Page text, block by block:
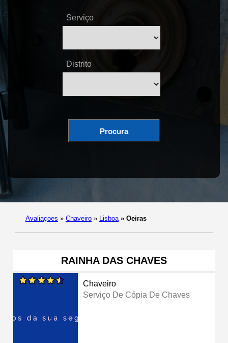
Serviço
Distrito
Procura
Avaliaçoes » Chaveiro » Lisboa » Oeiras
RAINHA DAS CHAVES
Chaveiro
Serviço De Cópia De Chaves